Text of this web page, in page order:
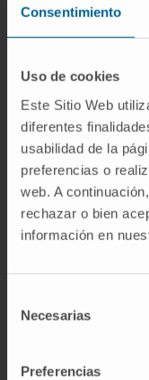
Consentimiento
Uso de cookies
Este Sitio Web
diferentes
usabilidad de la
preferencias o
web. A
rechazar o bien
información en
Necesarias
Preferencias
intrinsic
triphosphate,
Overall, we
CNTFR
opportunity for
tumor types in
tumor
019-0612-2.